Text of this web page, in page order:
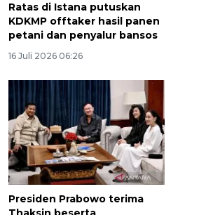
Ratas di Istana putuskan
KDKMP offtaker hasil panen
petani dan penyalur bansos
16 Juli 2026 06:26
Presiden Prabowo terima